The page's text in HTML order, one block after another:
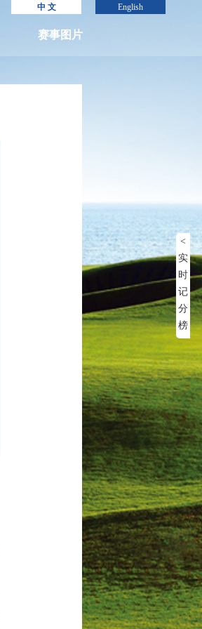
English
中 文
赛事图片
<
实
时
记
分
榜